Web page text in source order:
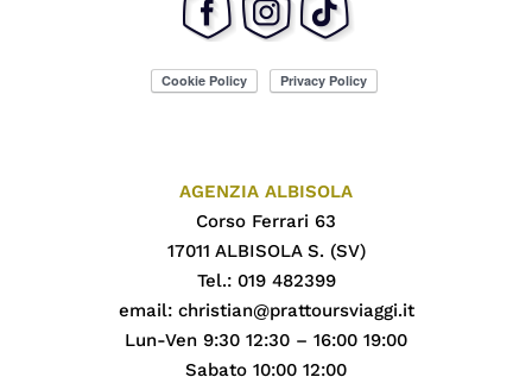
AGENZIA ALBISOLA
Corso Ferrari 63
17011 ALBISOLA S. (SV)
Tel.: 019 482399
email: christian@prattoursviaggi.it
Lun-Ven 9:30 12:30 – 16:00 19:00
Sabato 10:00 12:00